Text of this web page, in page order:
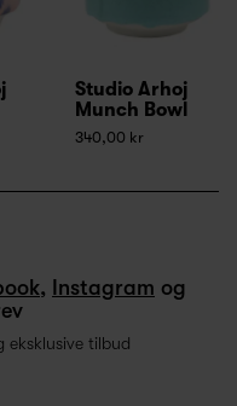
Studio Arhoj
Munch Bowl
340,00 kr
, Instagram og
eksklusive tilbud